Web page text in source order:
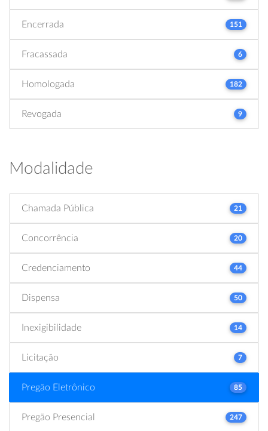
Encerrada 151
Fracassada 6
Homologada 182
Revogada 9
Modalidade
Chamada Pública 21
Concorrência 20
Credenciamento 44
Dispensa 50
Inexigibilidade 14
Licitação 7
Pregão Eletrônico 85
Pregão Presencial 247